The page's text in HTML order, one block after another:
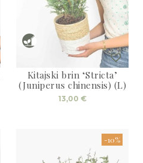
Kitajski brin ‘Stricta’
(Juniperus chinensis) (L)
13,00 €
-10%